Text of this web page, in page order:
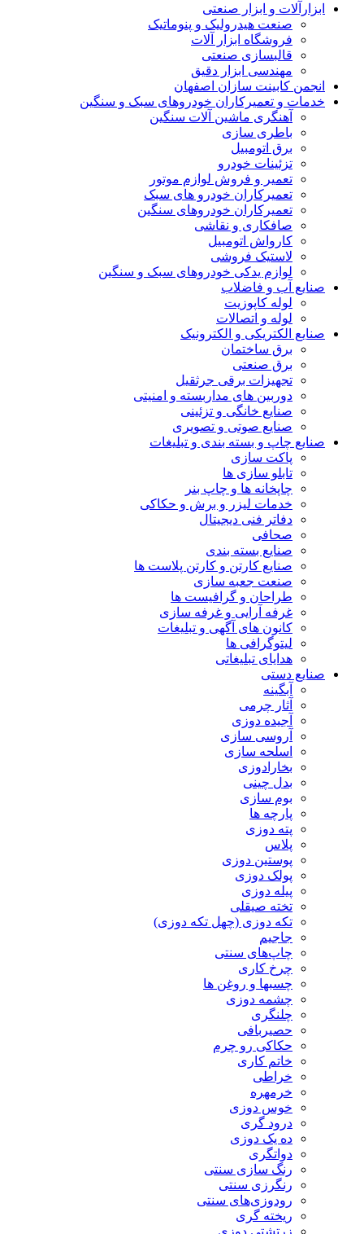
ابزارآلات و ابزار صنعتی
صنعت هیدرولیک و پنوماتیک
فروشگاه ابزار آلات
قالبسازی صنعتی
مهندسی ابزار دقیق
انجمن کابینت سازان اصفهان
خدمات و تعمیرکاران خودروهای سبک و سنگین
آهنگری ماشین آلات سنگین
باطری سازی
برق اتومبیل
تزئینات خودرو
تعمیر و فروش لوازم موتور
تعمیرکاران خودرو های سبک
تعمیرکاران خودروهای سنگین
صافکاری و نقاشی
کارواش اتومبیل
لاستیک فروشی
لوازم یدکی خودروهای سبک و سنگین
صنایع آب و فاضلاب
لوله کاپوزیت
لوله و اتصالات
صنایع الکتریکی و الکترونیک
برق ساختمان
برق صنعتی
تجهیزات برقی جرثقیل
دوربین های مداربسته و امنیتی
صنایع خانگی و تزئینی
صنایع صوتی و تصویری
صنایع چاپ و بسته بندی و تبلیغات
پاکت سازی
تابلو سازی ها
چاپخانه ها و چاپ بنر
خدمات لیزر و برش و حکاکی
دفاتر فنی دیجیتال
صحافی
صنایع بسته بندی
صنایع کارتن و کارتن پلاست ها
صنعت جعبه سازی
طراحان و گرافیست ها
غرفه آرایی و غرفه سازی
کانون های آگهی و تبلیغات
لیتوگرافی ها
هدایای تبلیغاتی
صنایع دستی
آبگینه
آثار چرمی
آجیده دوزی
آروسی سازی
اسلحه سازی
بخارادوزی
بدل چینی
بوم سازی
پارچه ها
پته دوزی
پلاس
پوستین دوزی
پولک دوزی
پیله دوزی
تخته صیقلی
تکه دوزی (چهل تکه دوزی)
جاجیم
چاپ‌های سنتی
چرخ کاری
چسبها و روغن ها
چشمه دوزی
چلنگری
حصیربافی
حکاکی رو چرم
خاتم کاری
خراطی
خرمهره
خوس دوزی
درود گری
ده یک دوزی
دواتگری
رنگ سازی سنتی
رنگرزی سنتی
رودوزی‌های سنتی
ریخته گری
زرتشتی دوزی